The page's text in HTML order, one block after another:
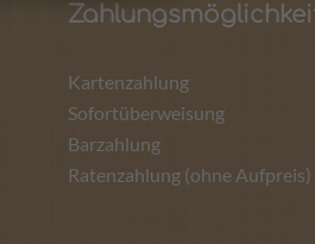
Kartenzahlung
Sofortüberweisung
Barzahlung
Ratenzahlung (ohne Aufpreis)